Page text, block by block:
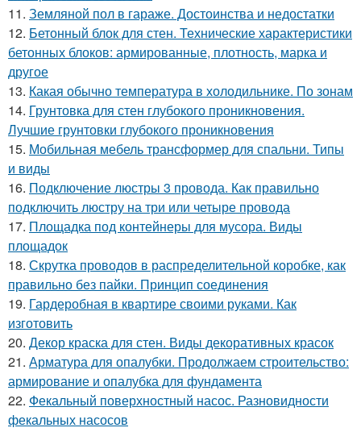
11. Земляной пол в гараже. Достоинства и недостатки
12. Бетонный блок для стен. Технические характеристики
бетонных блоков: армированные, плотность, марка и
другое
13. Какая обычно температура в холодильнике. По зонам
14. Грунтовка для стен глубокого проникновения.
Лучшие грунтовки глубокого проникновения
15. Мобильная мебель трансформер для спальни. Типы
и виды
16. Подключение люстры 3 провода. Как правильно
подключить люстру на три или четыре провода
17. Площадка под контейнеры для мусора. Виды
площадок
18. Скрутка проводов в распределительной коробке, как
правильно без пайки. Принцип соединения
19. Гардеробная в квартире своими руками. Как
изготовить
20. Декор краска для стен. Виды декоративных красок
21. Арматура для опалубки. Продолжаем строительство:
армирование и опалубка для фундамента
22. Фекальный поверхностный насос. Разновидности
фекальных насосов